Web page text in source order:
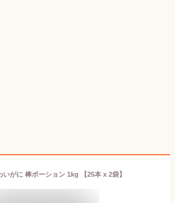
いがに 棒ポーション 1kg 【25本 x 2袋】